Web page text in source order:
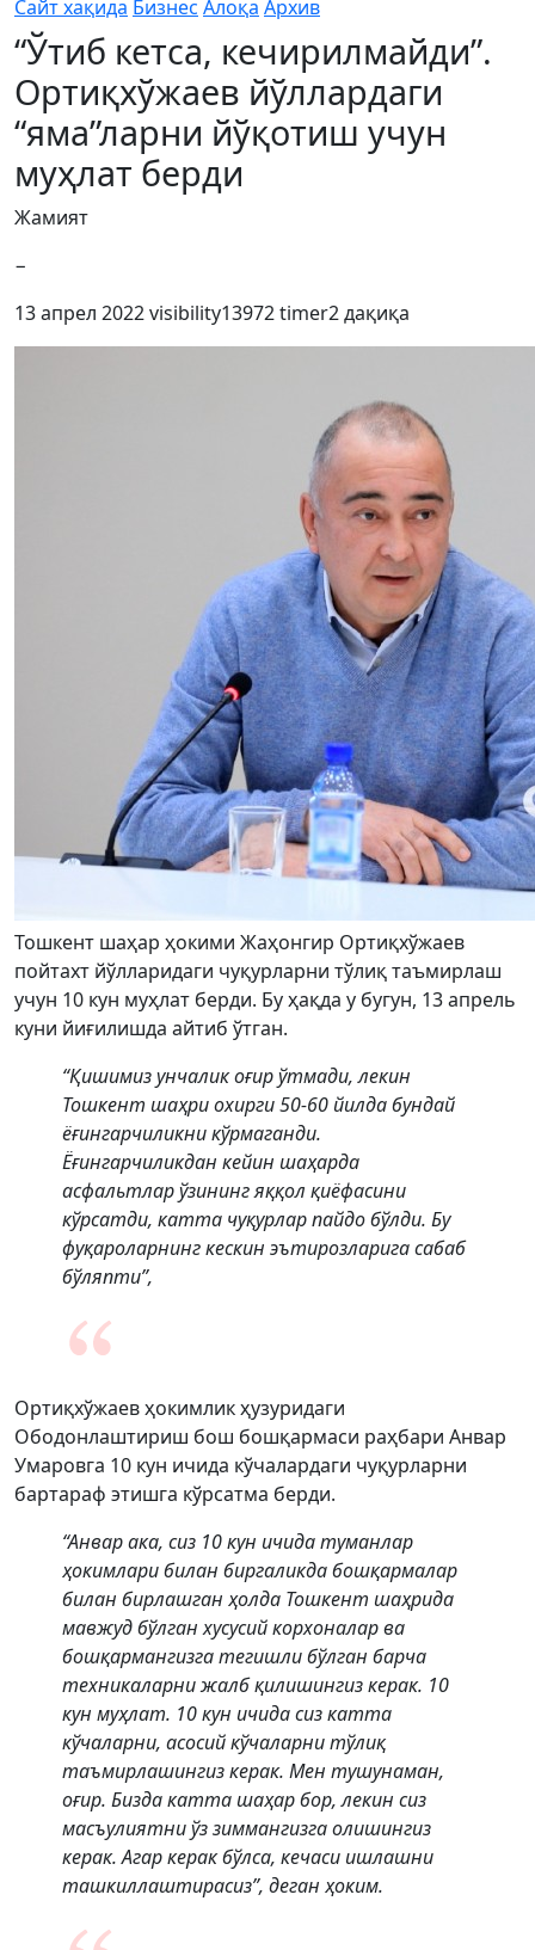
Сайт хақида Бизнес Алоқа Архив
“Ўтиб кетса, кечирилмайди”.
Ортиқхўжаев йўллардаги
“яма”ларни йўқотиш учун
муҳлат берди
Жамият
−
13 апрел 2022visibility13972timer2 дақиқа
Тошкент шаҳар ҳокими Жаҳонгир Ортиқхўжаев
пойтахт йўлларидаги чуқурларни тўлиқ таъмирлаш
учун 10 кун муҳлат берди. Бу ҳақда у бугун, 13 апрель
куни йиғилишда айтиб ўтган.
“Қишимиз унчалик оғир ўтмади, лекин
Тошкент шаҳри охирги 50-60 йилда бундай
ёғингарчиликни кўрмаганди.
Ёғингарчиликдан кейин шаҳарда
асфальтлар ўзининг яққол қиёфасини
кўрсатди, катта чуқурлар пайдо бўлди. Бу
фуқароларнинг кескин эътирозларига сабаб
бўляпти”,
Ортиқхўжаев ҳокимлик ҳузуридаги
Ободонлаштириш бош бошқармаси раҳбари Анвар
Умаровга 10 кун ичида кўчалардаги чуқурларни
бартараф этишга кўрсатма берди.
“Анвар ака, сиз 10 кун ичида туманлар
ҳокимлари билан биргаликда бошқармалар
билан бирлашган ҳолда Тошкент шаҳрида
мавжуд бўлган хусусий корхоналар ва
бошқармангизга тегишли бўлган барча
техникаларни жалб қилишингиз керак. 10
кун муҳлат. 10 кун ичида сиз катта
кўчаларни, асосий кўчаларни тўлиқ
таъмирлашингиз керак. Мен тушунаман,
оғир. Бизда катта шаҳар бор, лекин сиз
масъулиятни ўз зиммангизга олишингиз
керак. Агар керак бўлса, кечаси ишлашни
ташкиллаштирасиз”, деган ҳоким.